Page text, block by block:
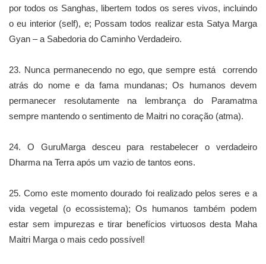
por todos os Sanghas, libertem todos os seres vivos, incluindo
o eu interior (self), e; Possam todos realizar esta Satya Marga
Gyan – a Sabedoria do Caminho Verdadeiro.
23. Nunca permanecendo no ego, que sempre está correndo
atrás do nome e da fama mundanas; Os humanos devem
permanecer resolutamente na lembrança do Paramatma
sempre mantendo o sentimento de Maitri no coração (atma).
24. O GuruMarga desceu para restabelecer o verdadeiro
Dharma na Terra após um vazio de tantos eons.
25. Como este momento dourado foi realizado pelos seres e a
vida vegetal (o ecossistema); Os humanos também podem
estar sem impurezas e tirar benefícios virtuosos desta Maha
Maitri Marga o mais cedo possível!